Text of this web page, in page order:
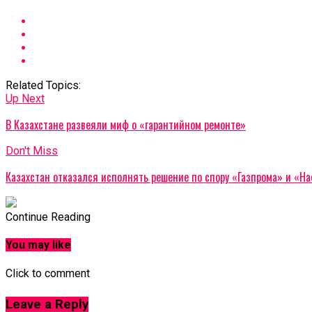
Related Topics:
Up Next
В Казахстане развеяли миф о «гарантийном ремонте»
Don't Miss
Казахстан отказался исполнять решение по спору «Газпрома» и
Continue Reading
You may like
Click to comment
Leave a Reply